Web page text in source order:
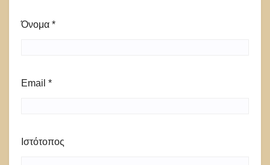
Όνομα *
Email *
Ιστότοπος